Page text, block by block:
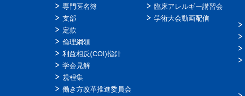
専門医名簿
支部
定款
倫理綱領
利益相反(COI)指針
学会見解
規程集
働き方改革推進委員会
臨床アレルギー講習会
学術大会動画配信